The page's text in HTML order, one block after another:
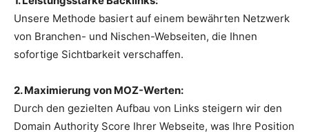
Unsere Methode basiert auf einem bewährten Netzwerk
von Branchen- und Nischen-Webseiten, die Ihnen
sofortige Sichtbarkeit verschaffen.
2. Maximierung von MOZ-Werten:
Durch den gezielten Aufbau von Links steigern wir den
Domain Authority Score Ihrer Webseite, was Ihre Position